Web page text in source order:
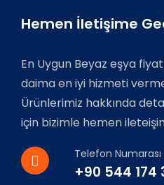
Hemen İletişime
En Uygun Beyaz eşya
daima en iyi hizmeti
Ürünlerimiz hakkında
için bizimle hemen
Telefon Numarası
+90 544 174